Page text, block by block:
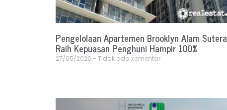
Pengelolaan Apartemen Brooklyn Alam Sutera
Raih Kepuasan Penghuni Hampir 100%
27/05/2026 Tidak ada komentar